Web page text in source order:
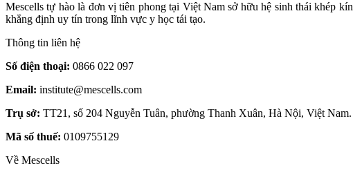
Mescells tự hào là đơn vị tiên phong tại Việt Nam sở hữu hệ sinh thái khép
khẳng định uy tín trong lĩnh vực y học tái tạo.
Thông tin liên hệ
Số điện thoại: 0866 022 097
Email: institute@mescells.com
Trụ sở: TT21, số 204 Nguyễn Tuân, phường Thanh Xuân, Hà Nội, Việt Nam.
Mã số thuế: 0109755129
Về Mescells